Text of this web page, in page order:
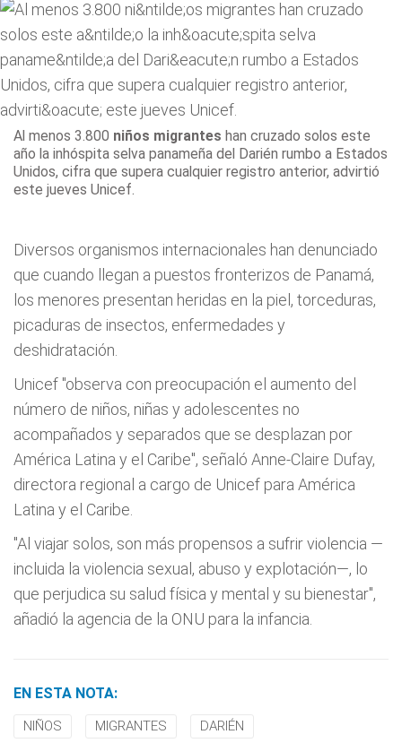
Al menos 3.800 niños migrantes han cruzado solos este
año la inhóspita selva panameña del Darién rumbo a Estados
Unidos, cifra que supera cualquier registro anterior, advirtió
este jueves Unicef.
Diversos organismos internacionales han denunciado
que cuando llegan a puestos fronterizos de Panamá,
los menores presentan heridas en la piel, torceduras,
picaduras de insectos, enfermedades y
deshidratación.
Unicef "observa con preocupación el aumento del
número de niños, niñas y adolescentes no
acompañados y separados que se desplazan por
América Latina y el Caribe", señaló Anne-Claire Dufay,
directora regional a cargo de Unicef para América
Latina y el Caribe.
"Al viajar solos, son más propensos a sufrir violencia —
incluida la violencia sexual, abuso y explotación—, lo
que perjudica su salud física y mental y su bienestar",
añadió la agencia de la ONU para la infancia.
EN ESTA NOTA:
NIÑOS MIGRANTES DARIÉN